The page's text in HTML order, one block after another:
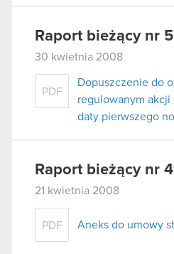
Raport bieżący nr
30 kwietnia 2008
PDF
Dopuszczenie do
regulowanym akcji
daty pierwszego
Raport bieżący nr
21 kwietnia 2008
PDF Aneks do umowy